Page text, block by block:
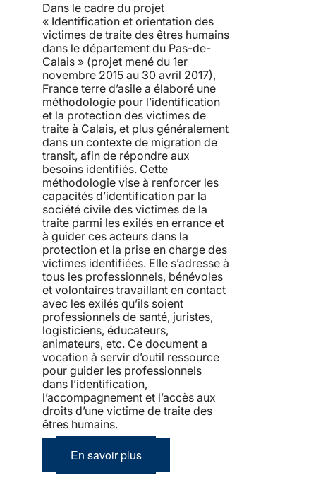
Dans le cadre du projet
« Identification et orientation des
victimes de traite des êtres humains
dans le département du Pas-de-
Calais » (projet mené du 1er
novembre 2015 au 30 avril 2017),
France terre d’asile a élaboré une
méthodologie pour l’identification
et la protection des victimes de
traite à Calais, et plus généralement
dans un contexte de migration de
transit, afin de répondre aux
besoins identifiés. Cette
méthodologie vise à renforcer les
capacités d’identification par la
société civile des victimes de la
traite parmi les exilés en errance et
à guider ces acteurs dans la
protection et la prise en charge des
victimes identifiées. Elle s’adresse à
tous les professionnels, bénévoles
et volontaires travaillant en contact
avec les exilés qu’ils soient
professionnels de santé, juristes,
logisticiens, éducateurs,
animateurs, etc. Ce document a
vocation à servir d’outil ressource
pour guider les professionnels
dans l’identification,
l’accompagnement et l’accès aux
droits d’une victime de traite des
êtres humains.
En savoir plus